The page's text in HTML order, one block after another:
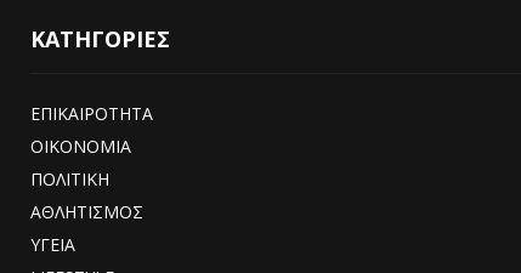
ΚΑΤΗΓΟΡΙΕΣ
ΕΠΙΚΑΙΡΟΤΗΤΑ
ΟΙΚΟΝΟΜΙΑ
ΠΟΛΙΤΙΚΗ
ΑΘΛΗΤΙΣΜΟΣ
ΥΓΕΙΑ